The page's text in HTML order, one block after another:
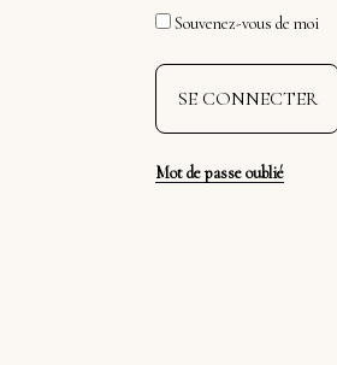
Souvenez-vous de moi
Mot de passe oublié